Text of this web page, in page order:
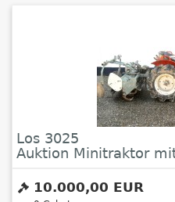
Los 3025
Auktion Minitraktor
10.000,00 EUR